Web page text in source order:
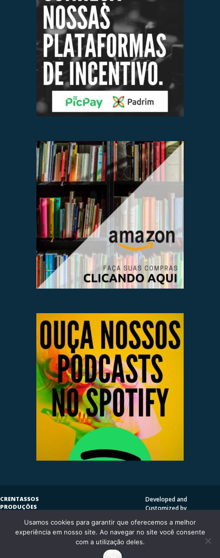
CRENTASSOS
PRODUÇÕES
COPYLEFT©2009
CRENTASSOS
CURITIBA/PR - BRASIL
Developed and
Customized by
DESIGN
UsingVantage Theme
Usamos cookies para garantir que oferecemos a melhor
experiência em nosso site. Ao navegar no site você consente
com a utilização deles.